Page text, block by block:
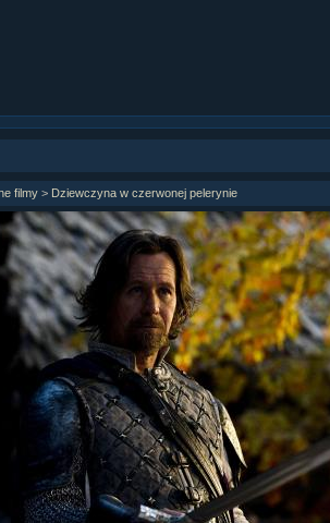
filmy> Dziewczyna w czerwonej pelerynie